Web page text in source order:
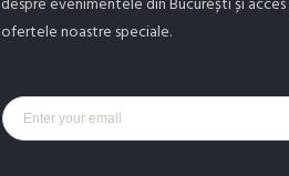
ofertele noastre speciale.